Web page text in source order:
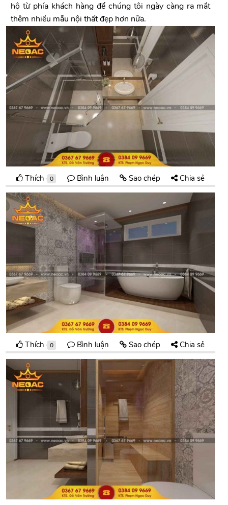
hộ từ phía khách hàng để chúng tôi ngày càng ra mắt
thêm nhiều mẫu nội thất đẹp hơn nữa.
Thích 0 Bình luận Sao chép Chia sẻ
Thích 0 Bình luận Sao chép Chia sẻ